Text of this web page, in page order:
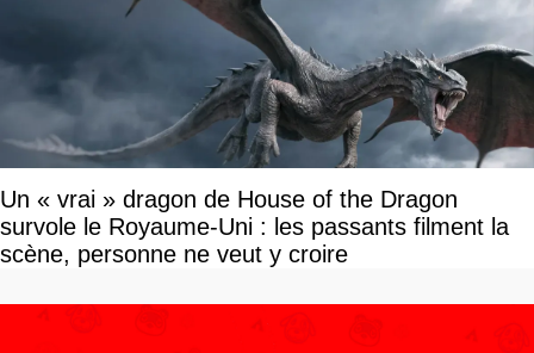
Un « vrai » dragon de House of the Dragon
survole le Royaume-Uni : les passants filment la
scène, personne ne veut y croire